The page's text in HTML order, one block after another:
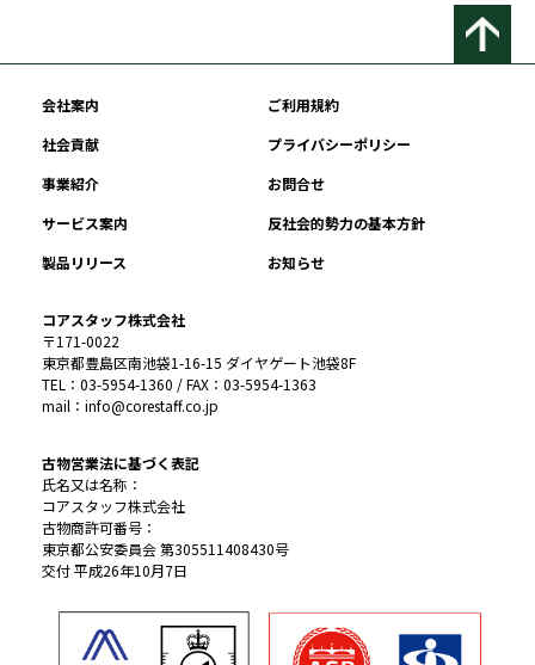
会社案内
ご利用規約
社会貢献
プライバシーポリシー
事業紹介
お問合せ
サービス案内
反社会的勢力の基本方針
製品リリース
お知らせ
コアスタッフ株式会社
〒171-0022
東京都豊島区南池袋1-16-15 ダイヤゲート池袋8F
TEL：03-5954-1360 / FAX：03-5954-1363
mail：info@corestaff.co.jp
古物営業法に基づく表記
氏名又は名称：
コアスタッフ株式会社
古物商許可番号：
東京都公安委員会 第305511408430号
交付 平成26年10月7日